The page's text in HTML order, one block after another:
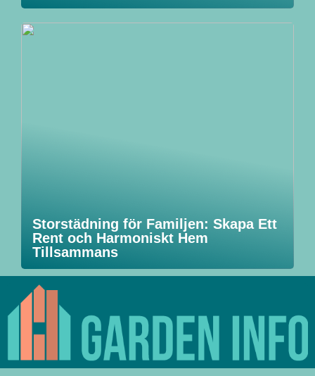
Storstädning för Familjen: Skapa Ett
Rent och Harmoniskt Hem
Tillsammans